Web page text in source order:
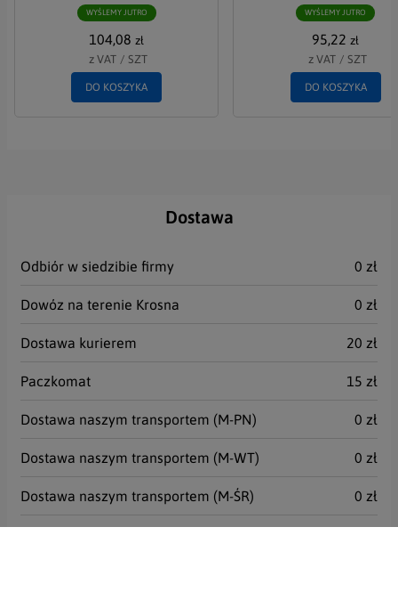
WYŚLEMY JUTRO
104,08 zł
z VAT / SZT
DO KOSZYKA
WYŚLEMY JUTRO
95,22 zł
z VAT / SZT
DO KOSZYKA
Dostawa
Odbiór w siedzibie firmy 0 zł
Dowóz na terenie Krosna 0 zł
Dostawa kurierem 20 zł
Paczkomat 15 zł
Dostawa naszym transportem (M-PN) 0 zł
Dostawa naszym transportem (M-WT) 0 zł
Dostawa naszym transportem (M-ŚR) 0 zł